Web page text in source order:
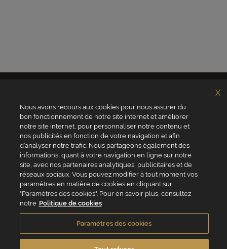
Qui sommes-nous ?
Site Valrhona.com
MyValrhona
Site pour les particuliers
Cadeaux pour les
entreprises
Avantages de commander
en ligne
FAQ
Valrhona
Norohy
Adamance
La Rose Noire
Chocolatree
Sosa
Republica del cacao
Nous avons recours aux cookies pour nous assurer du
bon fonctionnement de notre site internet et améliorer
notre site internet, pour personnaliser notre contenu et
nos publicités en fonction de votre navigation et afin
d’analyser notre trafic. Nous partageons également des
informations, quant à votre navigation en ligne sur notre
site, avec nos partenaires analytiques, publicitaires et de
réseaux sociaux. Vous pouvez modifier à tout moment vos
paramètres en matière de cookies en cliquant sur
"Paramètres des cookies". Pour en savoir plus, consultez
notre Politique de cookies
Paramètres des cookies
X